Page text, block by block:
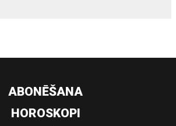
ABONĒŠANA
HOROSKOPI